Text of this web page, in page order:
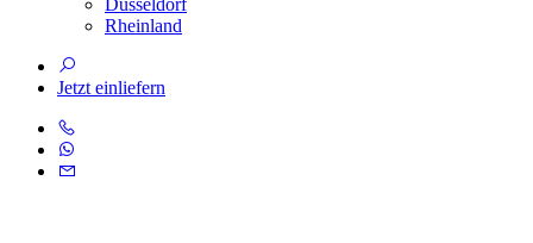
Düsseldorf
Rheinland
Jetzt einliefern